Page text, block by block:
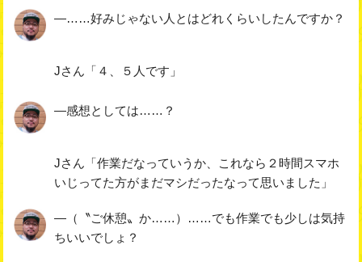
―……好みじゃない人とはどれくらいしたんですか？
Jさん「４、５人です」
―感想としては……？
Jさん「作業だなっていうか、これなら２時間スマホ
いじってた方がまだマシだったなって思いました」
―（〝ご休憩〟か……）……でも作業でも少しは気持
ちいいでしょ？